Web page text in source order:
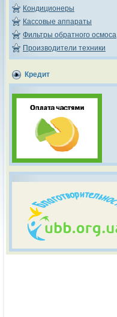
Кондиционеры
Кассовые аппараты
Фильтры обратного осмоса
Производители техники
Кредит